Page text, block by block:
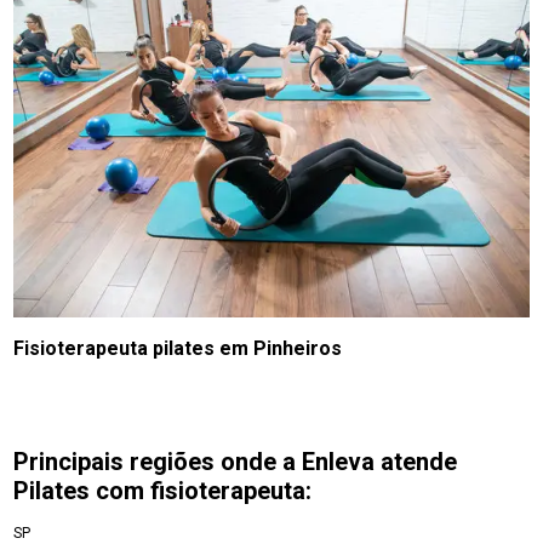
Fisioterapeuta pilates em Pinheiros
Principais regiões onde a Enleva atende
Pilates com fisioterapeuta:
SP